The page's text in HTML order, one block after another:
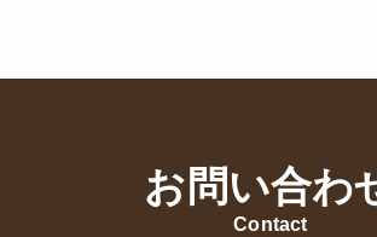
お問い合わ
Contact